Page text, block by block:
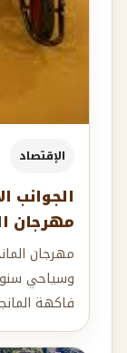
الإقتصاد
الجوانب
مهرجان
وسياحي
فاكهة